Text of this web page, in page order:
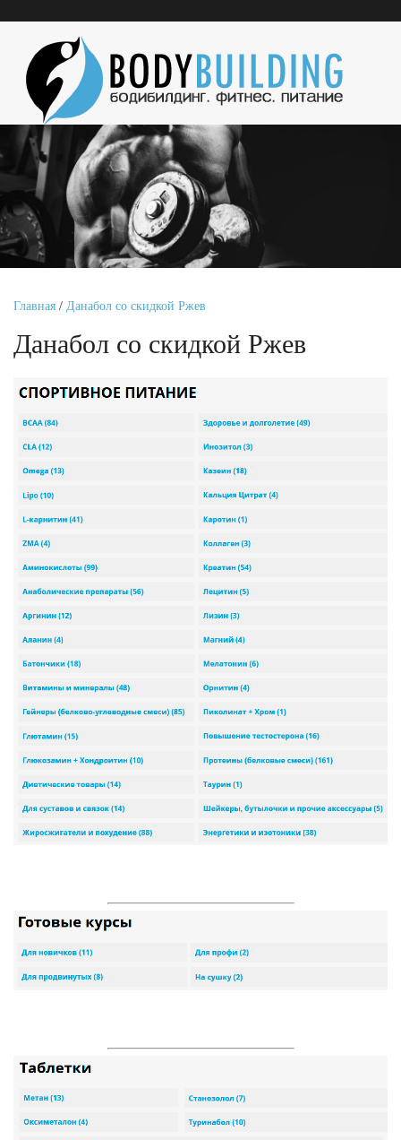
Главная / Данабол со скидкой Ржев
Данабол со скидкой Ржев